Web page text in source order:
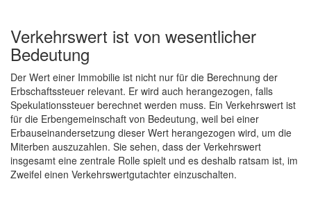
Verkehrswert ist von wesentlicher
Bedeutung
Der Wert einer Immobilie ist nicht nur für die Berechnung der
Erbschaftssteuer relevant. Er wird auch herangezogen, falls
Spekulationssteuer berechnet werden muss. Ein Verkehrswert ist
für die Erbengemeinschaft von Bedeutung, weil bei einer
Erbauseinandersetzung dieser Wert herangezogen wird, um die
Miterben auszuzahlen. Sie sehen, dass der Verkehrswert
insgesamt eine zentrale Rolle spielt und es deshalb ratsam ist, im
Zweifel einen Verkehrswertgutachter einzuschalten.